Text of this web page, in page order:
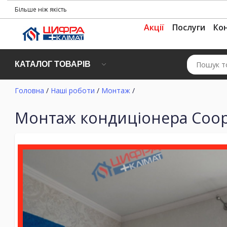
Більше ніж якість
Акції Послуги
КАТАЛОГ ТОВАРІВ
Головна / Наші роботи / Монтаж /
Монтаж кондиціонера